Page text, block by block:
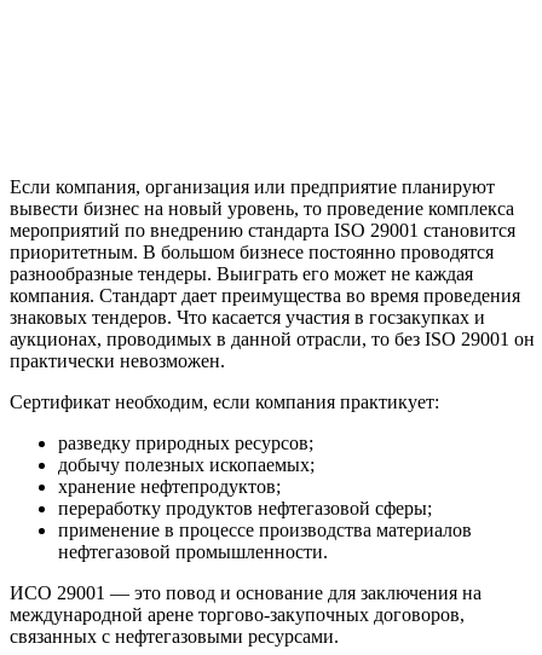
Если компания, организация или предприятие планируют
вывести бизнес на новый уровень, то проведение комплекса
мероприятий по внедрению стандарта ISO 29001 становится
приоритетным. В большом бизнесе постоянно проводятся
разнообразные тендеры. Выиграть его может не каждая
компания. Стандарт дает преимущества во время проведения
знаковых тендеров. Что касается участия в госзакупках и
аукционах, проводимых в данной отрасли, то без ISO 29001 он
практически невозможен.
Сертификат необходим, если компания практикует:
разведку природных ресурсов;
добычу полезных ископаемых;
хранение нефтепродуктов;
переработку продуктов нефтегазовой сферы;
применение в процессе производства материалов
нефтегазовой промышленности.
ИСО 29001 — это повод и основание для заключения на
международной арене торгово-закупочных договоров,
связанных с нефтегазовыми ресурсами.